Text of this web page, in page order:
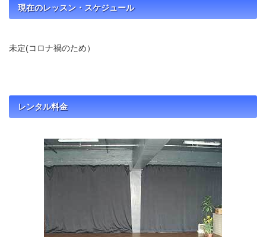
現在のレッスン・スケジュール
未定(コロナ禍のため）
レンタル料金